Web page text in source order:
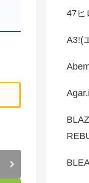
47ヒ
A3!(